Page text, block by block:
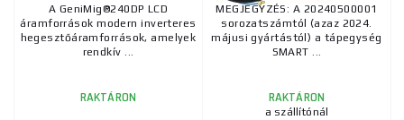
A GeniMig®240DP LCD
áramforrások modern inverteres
hegesztőáramforrások, amelyek
rendkív ...
RAKTÁRON
MEGJEGYZÉS: A 20240500001
sorozatszámtól (azaz 2024.
májusi gyártástól) a tápegység
SMART ...
RAKTÁRON
a szállítónál